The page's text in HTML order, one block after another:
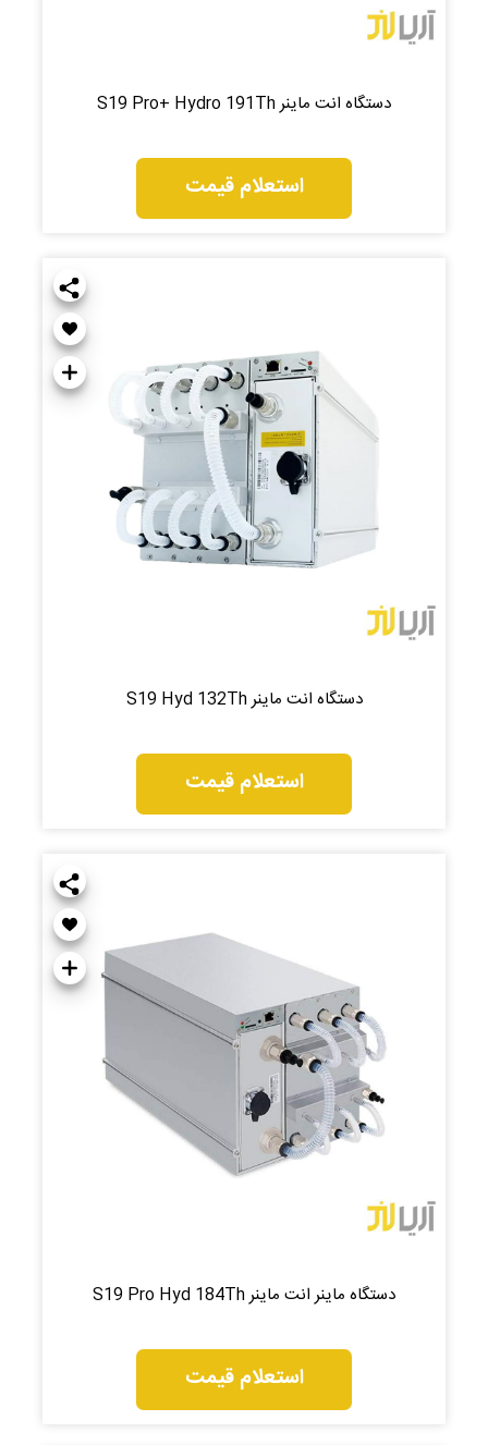
دستگاه انت ماینر S19 Pro+ Hydro 191Th
استعلام قیمت
دستگاه انت ماینر S19 Hyd 132Th
استعلام قیمت
دستگاه ماینر انت ماینر S19 Pro Hyd 184Th
استعلام قیمت